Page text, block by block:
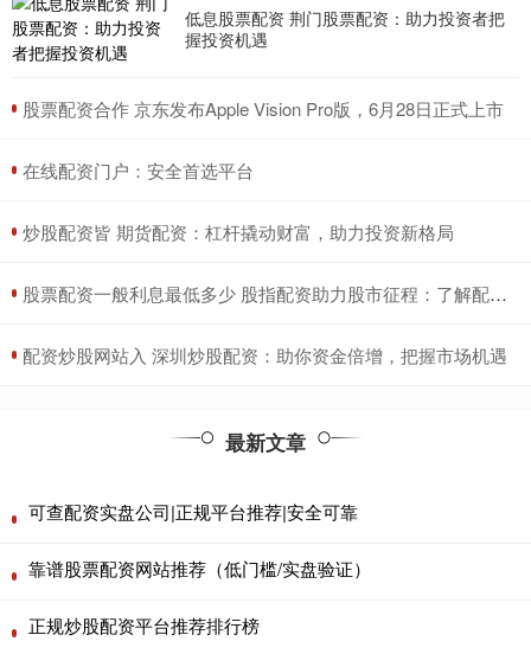
低息股票配资 荆门股票配资：助力投资者把
握投资机遇
​股票配资合作 京东发布Apple Vision Pro版，6月28日正式上市
​在线配资门户：安全首选平台
​炒股配资皆 期货配资：杠杆撬动财富，助力投资新格局
​股票配资一般利息最低多少 股指配资助力股市征程：了解配资类型，把握投资机遇
​配资炒股网站入 深圳炒股配资：助你资金倍增，把握市场机遇
最新文章
可查配资实盘公司|正规平台推荐|安全可靠
靠谱股票配资网站推荐（低门槛/实盘验证）
正规炒股配资平台推荐排行榜